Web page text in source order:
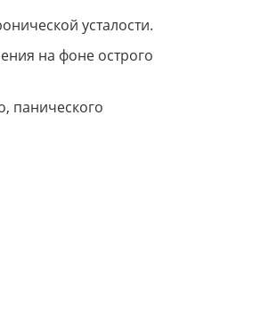
усталости.
на фоне острого
панического